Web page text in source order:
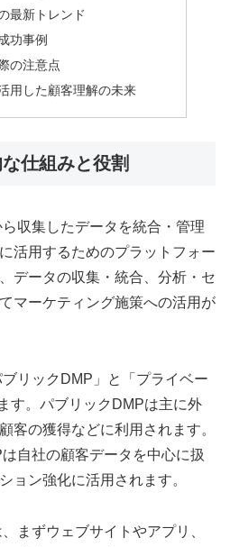
最新トレンド
功事例
の注意点
用した顧客理解の未来
仕組みと役割
収集したデータを統合・管理
活用するためのプラットフォー
データの収集・統合、分析・セ
マーケティング施策への活用が
リックDMP」と「プライベー
す。パブリックDMPは主に外
客の獲得などに利用されます。
自社の顧客データを中心に扱
ョン強化に活用されます。
まずウェブサイトやアプリ、